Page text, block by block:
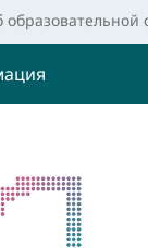
образовательной